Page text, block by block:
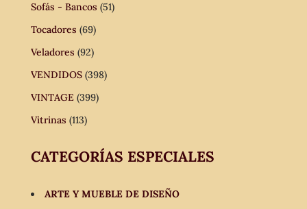
Sofás - Bancos (51)
Tocadores (69)
Veladores (92)
VENDIDOS (398)
VINTAGE (399)
Vitrinas (113)
CATEGORÍAS ESPECIALES
ARTE Y MUEBLE DE DISEÑO